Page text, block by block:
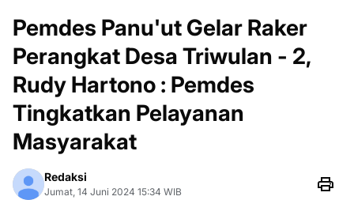
Pemdes Panu'ut Gelar Raker
Perangkat Desa Triwulan - 2,
Rudy Hartono : Pemdes
Tingkatkan Pelayanan
Masyarakat
Redaksi
Jumat, 14 Juni 2024 15:34 WIB